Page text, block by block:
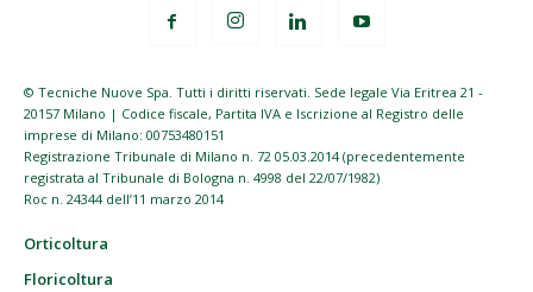
© Tecniche Nuove Spa. Tutti i diritti riservati. Sede legale Via Eritrea 21 -
20157 Milano | Codice fiscale, Partita IVA e Iscrizione al Registro delle
imprese di Milano: 00753480151
Registrazione Tribunale di Milano n. 72 05.03.2014 (precedentemente
registrata al Tribunale di Bologna n. 4998 del 22/07/1982)
Roc n. 24344 dell’11 marzo 2014
Orticoltura
Floricoltura